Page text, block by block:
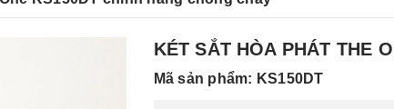
KÉT SẮT HÒA PHÁT THE
Mã sản phẩm: KS150DT